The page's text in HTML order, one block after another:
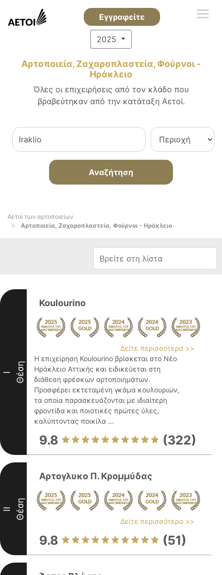
Εγγραφείτε
2025
Αρτοποιεία, Ζαχαροπλαστεία, Φούρνοι -
Ηράκλειο
Όλες οι επιχειρήσεις από τον κλάδο που
βραβεύτηκαν από την κατάταξη Αετοί.
Αναζήτηση
Αετοί των αρτοποιείων
Αρτοποιεία, Ζαχαροπλαστεία, Φούρνοι - Ηράκλειο
I Θέση
Koulourino
Δείτε περισσότερα >>
Η επιχείρηση Koulourino βρίσκεται στο Νέο
Ηράκλειο Αττικής και ειδικεύεται στη
διάθεση φρέσκων αρτοποιημάτων.
Προσφέρει εκτεταμένη γκάμα κουλουριών,
τα οποία παρασκευάζονται με ιδιαίτερη
φροντίδα και ποιοτικές πρώτες ύλες,
καλύπτοντας ποικίλα ...
9.8 (322)
II Θέση
Αρτογλυκο Π. Κρομμύδας
Δείτε περισσότερα >>
9.8 (51)